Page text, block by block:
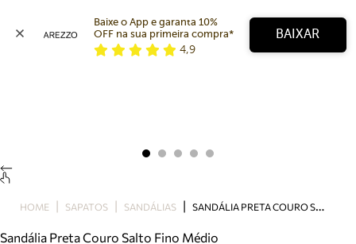
Bolsa
Tamanco
Baixe o App e garanta 10%
OFF na sua primeira compra*
4,9
BAIXAR
HOME SAPATOS SANDÁLIAS S
ANDÁLIA PRETA COURO SALTO FINO MÉDIO
Sandália Preta Couro Salto Fino Médio